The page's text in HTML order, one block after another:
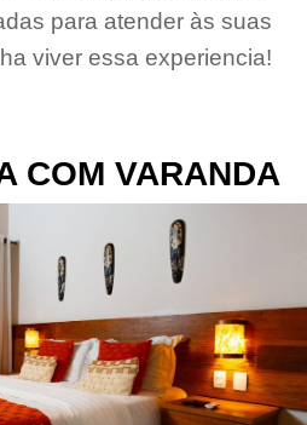
para atender às suas
viver essa experiencia!
COM VARANDA